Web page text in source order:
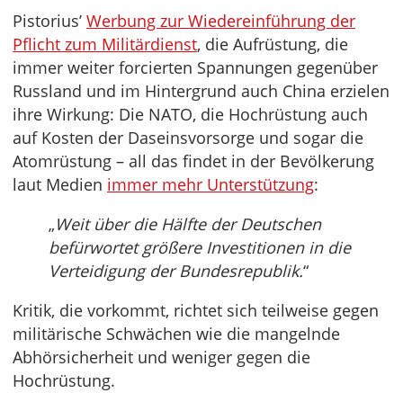
Pistorius’ Werbung zur Wiedereinführung der
Pflicht zum Militärdienst, die Aufrüstung, die
immer weiter forcierten Spannungen gegenüber
Russland und im Hintergrund auch China erzielen
ihre Wirkung: Die NATO, die Hochrüstung auch
auf Kosten der Daseinsvorsorge und sogar die
Atomrüstung – all das findet in der Bevölkerung
laut Medien immer mehr Unterstützung:
„Weit über die Hälfte der Deutschen
befürwortet größere Investitionen in die
Verteidigung der Bundesrepublik.“
Kritik, die vorkommt, richtet sich teilweise gegen
militärische Schwächen wie die mangelnde
Abhörsicherheit und weniger gegen die
Hochrüstung.